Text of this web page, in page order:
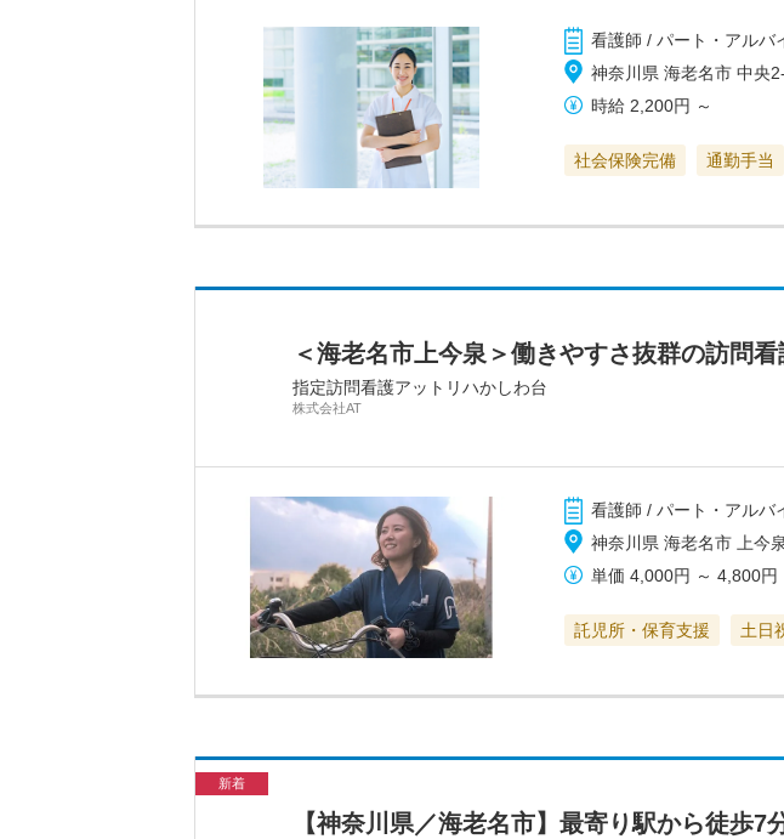
看護師 / パート・アルバ
神奈川県 海老名市 中央
時給 2,200円 ～
社会保険完備 通勤手当
＜海老名市上今泉＞働きやすさ抜群の訪問看
指定訪問看護アットリハかしわ台
株式会社AT
看護師 / パート・アルバ
神奈川県 海老名市 上今
単価 4,000円 ～4,800円
託児所・保育支援 土日
新着
【神奈川県／海老名市】最寄り駅から徒歩